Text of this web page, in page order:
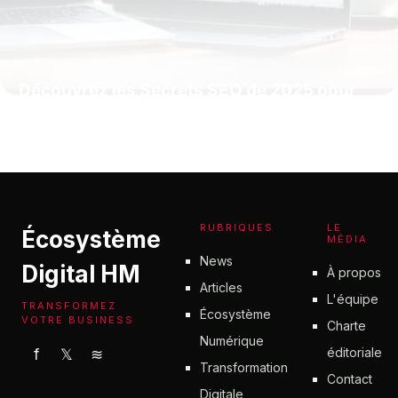
12 juillet 2025
Écosystème
Digital HM
TRANSFORMEZ
VOTRE BUSINESS
f 𝕏 ≋
RUBRIQUES
News
Articles
Écosystème
Numérique
Transformation
Digitale
LE
MÉDIA
À propos
L'équipe
Charte
éditoriale
Contact